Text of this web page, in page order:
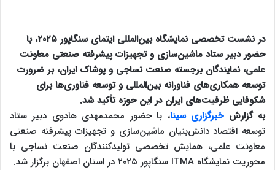
در نشست تخصصی نمایشگاه بین‌المللی ایتمای سنگاپور ۲۰۲۵، با
حضور دبیر ستاد ماشین‌سازی و تجهیزات پیشرفته صنعتی معاونت
علمی، نمایندگان برجسته صنعت نساجی و پوشاک ایران، بر ضرورت
توسعه همکاری‌های فناورانه بین‌المللی و توسعه فناوری‌ها برای
شکوفایی ظرفیت‌های ایران در این حوزه تأکید شد.
به گزارش خبرگزاری سینا، با حضور محمدمهدی هادوی دبیر ستاد
توسعه اقتصاد دانش‌بنیان ماشین‌سازی و تجهیزات پیشرفته صنعتی
معاونت علمی، همایش تخصصی تولیدکنندگان صنعت نساجی با
محوریت نمایشگاه ITMA سنگاپور ۲۰۲۵ در استان اصفهان برگزار شد.